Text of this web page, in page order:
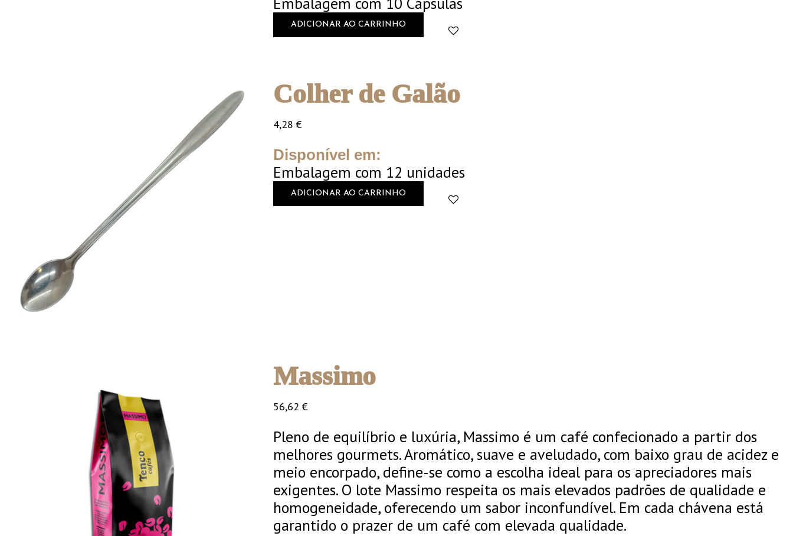
ADICIONAR AO CARRINHO
Colher de Galão
4,28€
Disponível em:
Embalagem com 12 unidades
ADICIONAR AO CARRINHO
Massimo
56,62€
Pleno de equilíbrio e luxúria, Massimo é um café confecionado a partir dos
melhores gourmets. Aromático, suave e aveludado, com baixo grau de acidez e
meio encorpado, define-se como a escolha ideal para os apreciadores mais
exigentes. O lote Massimo respeita os mais elevados padrões de qualidade e
homogeneidade, oferecendo um sabor inconfundível. Em cada chávena está
garantido o prazer de um café com elevada qualidade.